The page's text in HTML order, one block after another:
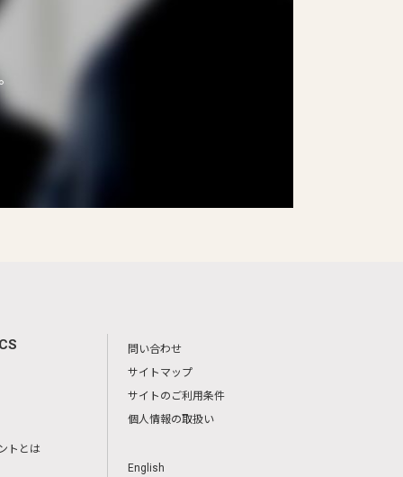
トとは
問い合わせ
サイトマップ
サイトのご利用条件
個人情報の取扱い
English